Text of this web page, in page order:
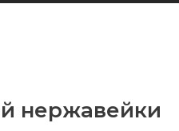
нержавейки